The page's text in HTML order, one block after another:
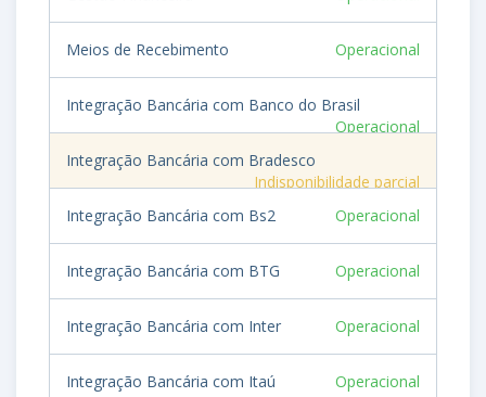
Meios de Recebimento Operacional
Integração Bancária com Banco do Brasil
Operacional
Integração Bancária com Bradesco
Indisponibilidade parcial
Integração Bancária com Bs2
Operacional
Integração Bancária com BTG Operacional
Integração Bancária com Inter Operacional
Integração Bancária com Itaú Operacional